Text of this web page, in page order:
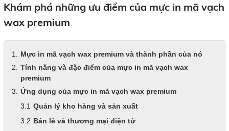
Khám phá những ưu điểm của mực in mã vạch
wax premium
Mực in mã vạch wax premium và thành phần của nó
Tính năng và đặc điểm của mực in mã vạch wax
premium
Ứng dụng của mực in mã vạch wax premium
Quản lý kho hàng và sản xuất
Bán lẻ và thương mại điện tử